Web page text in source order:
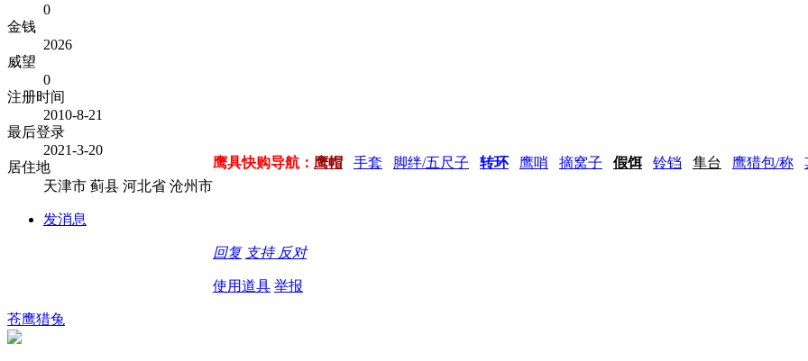
0
金钱
2026
威望
0
注册时间
2010-8-21
最后登录
2021-3-20
居住地
天津市 蓟县 河北省 沧州市
发消息
鹰具快购导航： 鹰帽 手套 脚绊/五尺子 转环 鹰哨 摘窝子 假饵 铃铛 隼台 鹰猎包/称
回复 支持 反对
使用道具 举报
苍鹰猎兔